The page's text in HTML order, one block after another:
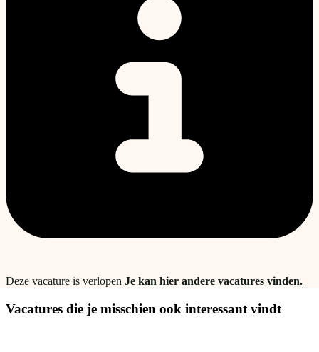
Deze vacature is verlopen Je kan hier andere vacatures vinden.
Vacatures die je misschien ook interessant vindt